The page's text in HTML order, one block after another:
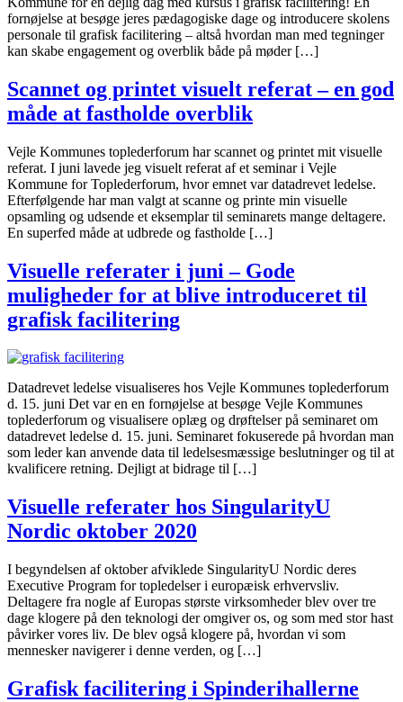
fornøjelse at besøge jeres pædagogiske dage og introducere skolens
personale til grafisk facilitering – altså hvordan man med tegninger
kan skabe engagement og overblik både på møder […]
Scannet og printet visuelt referat – en god
måde at fastholde overblik
Vejle Kommunes toplederforum har scannet og printet mit visuelle
referat. I juni lavede jeg visuelt referat af et seminar i Vejle
Kommune for Toplederforum, hvor emnet var datadrevet ledelse.
Efterfølgende har man valgt at scanne og printe min visuelle
opsamling og udsende et eksemplar til seminarets mange deltagere.
En superfed måde at udbrede og fastholde […]
Visuelle referater i juni – Gode
muligheder for at blive introduceret til
grafisk facilitering
Datadrevet ledelse visualiseres hos Vejle Kommunes toplederforum
d. 15. juni Det var en en fornøjelse at besøge Vejle Kommunes
toplederforum og visualisere oplæg og drøftelser på seminaret om
datadrevet ledelse d. 15. juni. Seminaret fokuserede på hvordan man
som leder kan anvende data til ledelsesmæssige beslutninger og til at
kvalificere retning. Dejligt at bidrage til […]
Visuelle referater hos SingularityU
Nordic oktober 2020
I begyndelsen af oktober afviklede SingularityU Nordic deres
Executive Program for topledelser i europæisk erhvervsliv.
Deltagere fra nogle af Europas største virksomheder blev over tre
dage klogere på den teknologi der omgiver os, og som med stor hast
påvirker vores liv. De blev også klogere på, hvordan vi som
mennesker navigerer i denne verden, og […]
Grafisk facilitering i Spinderihallerne